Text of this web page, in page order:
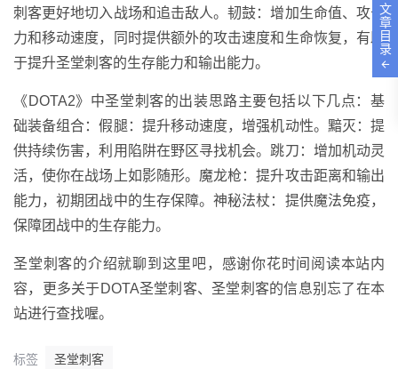
刺客更好地切入战场和追击敌人。韧鼓：增加生命值、攻击
力和移动速度，同时提供额外的攻击速度和生命恢复，有助
于提升圣堂刺客的生存能力和输出能力。
《DOTA2》中圣堂刺客的出装思路主要包括以下几点：基
础装备组合：假腿：提升移动速度，增强机动性。黯灭：提
供持续伤害，利用陷阱在野区寻找机会。跳刀：增加机动灵
活，使你在战场上如影随形。魔龙枪：提升攻击距离和输出
能力，初期团战中的生存保障。神秘法杖：提供魔法免疫，
保障团战中的生存能力。
圣堂刺客的介绍就聊到这里吧，感谢你花时间阅读本站内
容，更多关于DOTA圣堂刺客、圣堂刺客的信息别忘了在本
站进行查找喔。
标签 圣堂刺客
文
章
目
录